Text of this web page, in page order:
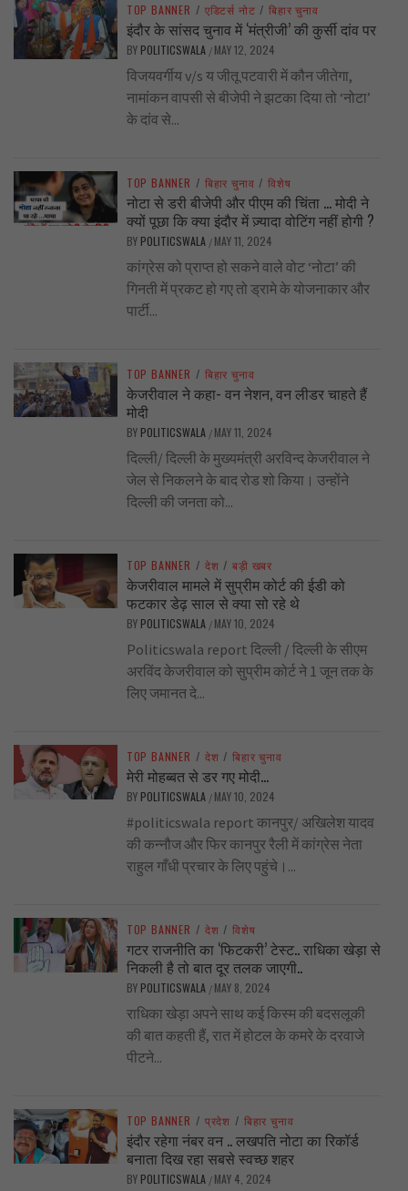
TOP BANNER / एडिटर्स नोट / बिहार चुनाव
इंदौर के सांसद चुनाव में ‘मंत्रीजी’ की कुर्सी दांव पर
BY POLITICSWALA / MAY 12, 2024
विजयवर्गीय v/s य जीतू पटवारी में कौन जीतेगा,
नामांकन वापसी से बीजेपी ने झटका दिया तो ‘नोटा’
के दांव से...
TOP BANNER / बिहार चुनाव / विशेष
नोटा से डरी बीजेपी और पीएम की चिंता … मोदी ने
क्यों पूछा कि क्या इंदौर में ज़्यादा वोटिंग नहीं होगी ?
BY POLITICSWALA / MAY 11, 2024
कांग्रेस को प्राप्त हो सकने वाले वोट ‘नोटा’ की
गिनती में प्रकट हो गए तो ड्रामे के योजनाकार और
पार्टी...
TOP BANNER / बिहार चुनाव
केजरीवाल ने कहा- वन नेशन, वन लीडर चाहते हैं
मोदी
BY POLITICSWALA / MAY 11, 2024
दिल्ली/ दिल्ली के मुख्यमंत्री अरविन्द केजरीवाल ने
जेल से निकलने के बाद रोड शो किया। उन्होंने
दिल्ली की जनता को...
TOP BANNER / देश / बड़ी खबर
केजरीवाल मामले में सुप्रीम कोर्ट की ईडी को
फटकार डेढ़ साल से क्या सो रहे थे
BY POLITICSWALA / MAY 10, 2024
Politicswala report दिल्ली / दिल्ली के सीएम
अरविंद केजरीवाल को सुप्रीम कोर्ट ने 1 जून तक के
लिए जमानत दे...
TOP BANNER / देश / बिहार चुनाव
मेरी मोहब्बत से डर गए मोदी…
BY POLITICSWALA / MAY 10, 2024
#politicswala report कानपुर/ अखिलेश यादव
की कन्नौज और फिर कानपुर रैली में कांग्रेस नेता
राहुल गाँधी प्रचार के लिए पहुंचे।...
TOP BANNER / देश / विशेष
गटर राजनीति का ‘फिटकरी’ टेस्ट.. राधिका खेड़ा से
निकली है तो बात दूर तलक जाएगी..
BY POLITICSWALA / MAY 8, 2024
राधिका खेड़ा अपने साथ कई किस्म की बदसलूकी
की बात कहती हैं, रात में होटल के कमरे के दरवाजे
पीटने...
TOP BANNER / प्रदेश / बिहार चुनाव
इंदौर रहेगा नंबर वन .. लखपति नोटा का रिकॉर्ड
बनाता दिख रहा सबसे स्वच्छ शहर
BY POLITICSWALA / MAY 4, 2024